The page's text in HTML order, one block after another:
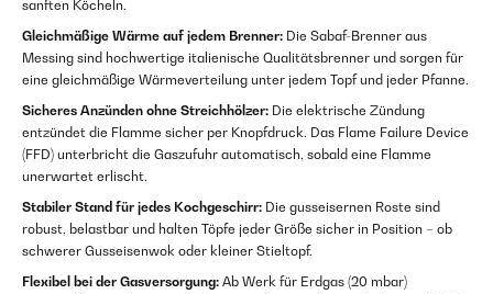
sanften Köcheln.
Gleichmäßige Wärme auf jedem Brenner: Die Sabaf-Brenner aus
Messing sind hochwertige italienische Qualitätsbrenner und sorgen für
eine gleichmäßige Wärmeverteilung unter jedem Topf und jeder Pfanne.
Sicheres Anzünden ohne Streichhölzer: Die elektrische Zündung
entzündet die Flamme sicher per Knopfdruck. Das Flame Failure Device
(FFD) unterbricht die Gaszufuhr automatisch, sobald eine Flamme
unerwartet erlischt.
Stabiler Stand für jedes Kochgeschirr: Die gusseisernen Roste sind
robust, belastbar und halten Töpfe jeder Größe sicher in Position – ob
schwerer Gusseisenwok oder kleiner Stieltopf.
Flexibel bei der Gasversorgung: Ab Werk für Erdgas (20 mbar)